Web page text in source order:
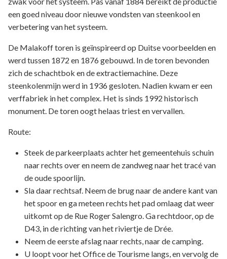
een goed niveau door nieuwe vondsten van steenkool en
verbetering van het systeem.
De Malakoff toren is geïnspireerd op Duitse voorbeelden en
werd tussen 1872 en 1876 gebouwd. In de toren bevonden
zich de schachtbok en de extractiemachine. Deze
steenkolenmijn werd in 1936 gesloten. Nadien kwam er een
verffabriek in het complex. Het is sinds 1992 historisch
monument. De toren oogt helaas triest en vervallen.
Route:
Steek de parkeerplaats achter het gemeentehuis schuin
naar rechts over en neem de zandweg naar het tracé van
de oude spoorlijn.
Sla daar rechtsaf. Neem de brug naar de andere kant van
het spoor en ga meteen rechts het pad omlaag dat weer
uitkomt op de Rue Roger Salengro. Ga rechtdoor, op de
D43, in de richting van het riviertje de Drée.
Neem de eerste afslag naar rechts, naar de camping.
U loopt voor het Office de Tourisme langs, en vervolg de